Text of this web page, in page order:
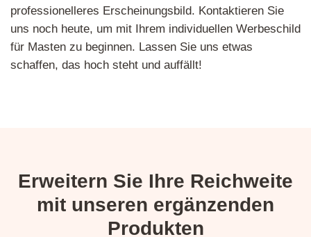
professionelleres Erscheinungsbild. Kontaktieren Sie
uns noch heute, um mit Ihrem individuellen Werbeschild
für Masten zu beginnen. Lassen Sie uns etwas
schaffen, das hoch steht und auffällt!
Erweitern Sie Ihre Reichweite
mit unseren ergänzenden
Produkten